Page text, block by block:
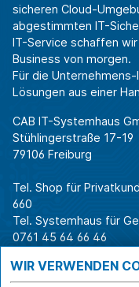
sicheren Cloud-
abgestimmten IT-
IT-Service schaffen
Business von morgen.
Für die
Lösungen aus einer
CAB IT-Systemhaus
Stühlingerstraße 17-19
79106 Freiburg
Tel. Shop für
660
Tel. Systemhaus für
0761 45 64 66 46
Warum CAB
Für Business-
WIR VERWENDEN